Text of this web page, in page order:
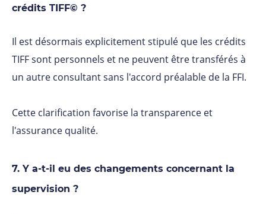
crédits TIFF© ?
Il est désormais explicitement stipulé que les crédits
TIFF sont personnels et ne peuvent être transférés à
un autre consultant sans l'accord préalable de la FFI.
Cette clarification favorise la transparence et
l'assurance qualité.
7. Y a-t-il eu des changements concernant la
supervision ?